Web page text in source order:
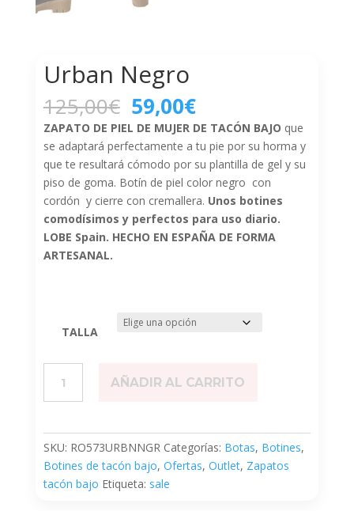
Urban Negro
125,00€ El
precio
original
era:
125,00€.
59,00€El
precio
actual
es:
59,00€.
ZAPATO DE PIEL DE MUJER DE TACÓN BAJO que
se adaptará perfectamente a tu pie por su horma y
que te resultará cómodo por su plantilla de gel y su
piso de goma. Botín de piel color negro con
cordón y cierre con cremallera. Unos botines
comodísimos y perfectos para uso diario.
LOBE Spain. HECHO EN ESPAÑA DE FORMA
ARTESANAL.
TALLA
Negro
AÑADIR AL CARRITO
SKU: RO573URBNNGR Categorías: Botas, Botines,
Botines de tacón bajo, Ofertas, Outlet, Zapatos
tacón bajo Etiqueta: sale